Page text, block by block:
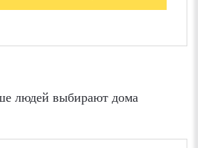
людей выбирают дома